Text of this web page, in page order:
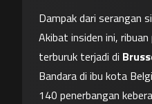
Dampak dari serangan
Akibat insiden ini,
terburuk terjadi di
Bandara di ibu kota
140 penerbangan